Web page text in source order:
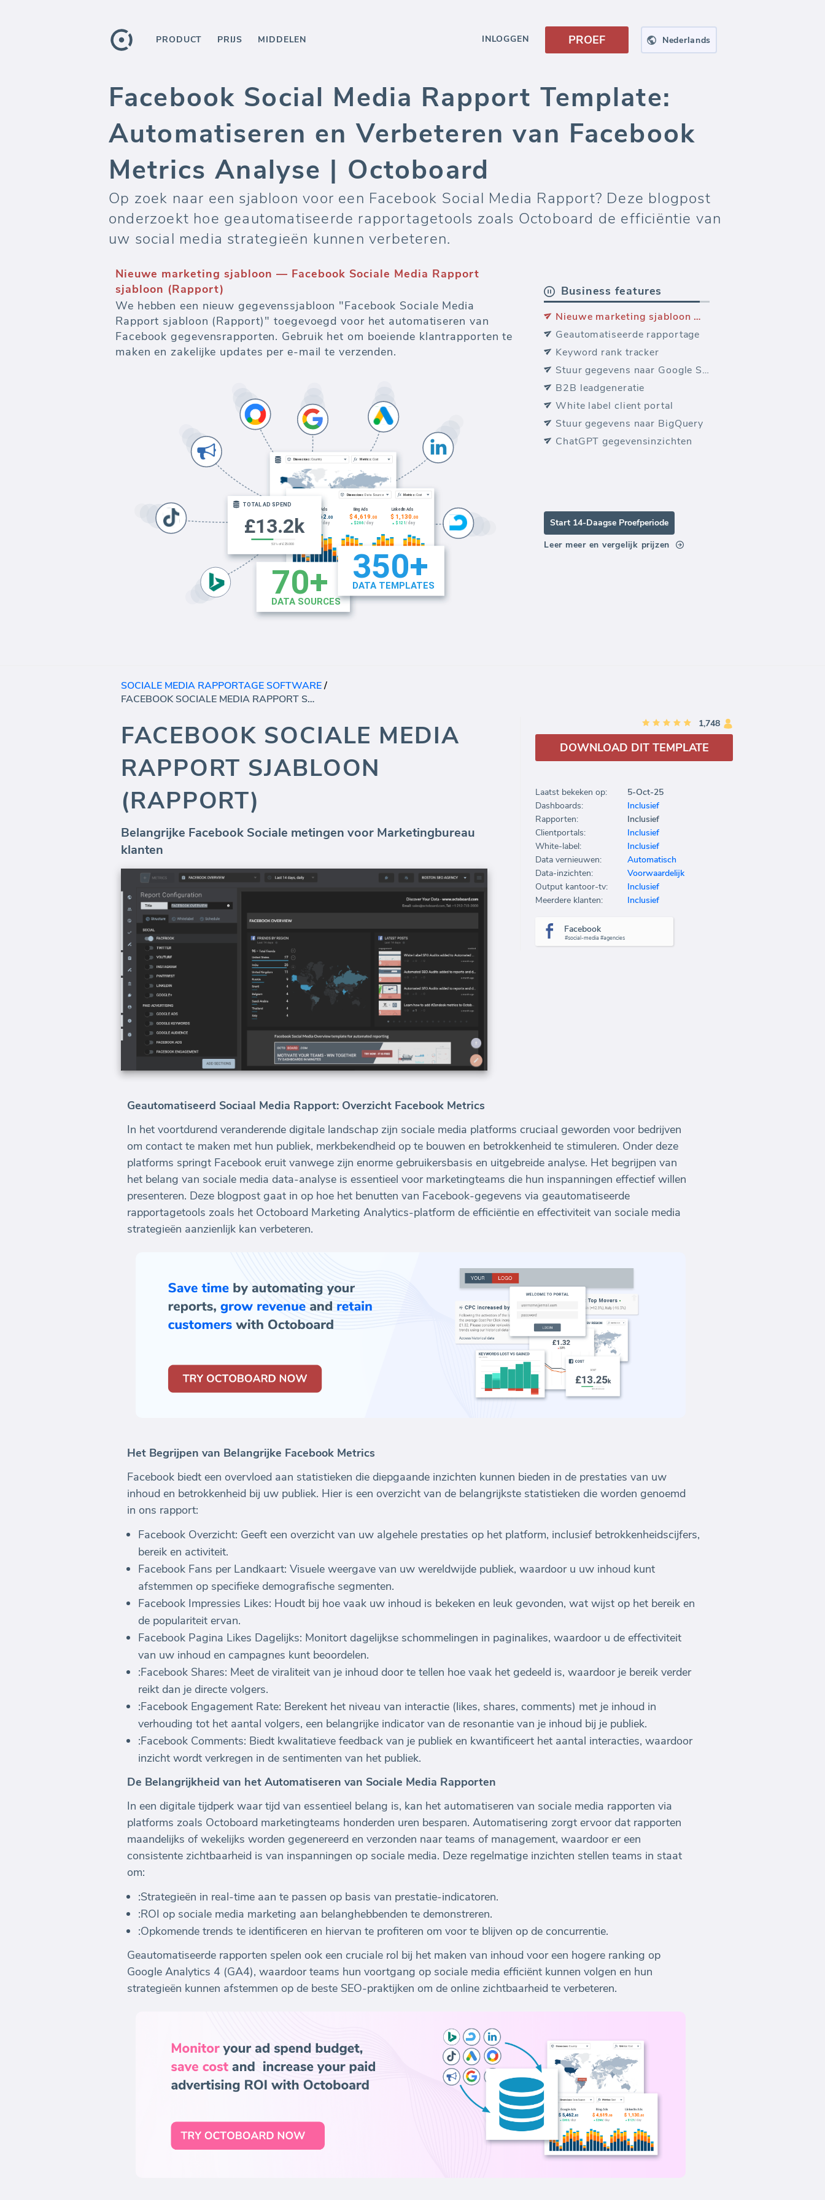
PRODUCT PRIJS MIDDELEN INLOGGEN PROEF Nederlands
Facebook Social Media Rapport Template:
Automatiseren en Verbeteren van Facebook
Metrics Analyse | Octoboard
Op zoek naar een sjabloon voor een Facebook Social Media Rapport? Deze blogpost
onderzoekt hoe geautomatiseerde rapportagetools zoals Octoboard de efficiëntie van
uw social media strategieën kunnen verbeteren.
Nieuwe marketing sjabloon — Facebook Sociale Media Rapport
sjabloon (Rapport)
We hebben een nieuw gegevenssjabloon "Facebook Sociale Media
Rapport sjabloon (Rapport)" toegevoegd voor het automatiseren van
Facebook gegevensrapporten. Gebruik het om boeiende klantrapporten te
maken en zakelijke updates per e-mail te verzenden.
Business features
Nieuwe marketing sjabloon — Facebook Sociale Media Rapport sjabloon (Rapport)
Geautomatiseerde rapportage
Keyword rank tracker
Stuur gegevens naar Google Sheets
B2B leadgeneratie
White label client portal
Stuur gegevens naar BigQuery
ChatGPT gegevensinzichten
Start 14-Daagse Proefperiode
Leer meer en vergelijk prijzen
SOCIALE MEDIA RAPPORTAGE SOFTWARE/
FACEBOOK SOCIALE MEDIA RAPPORT SJABLOON (RAPPORT)
FACEBOOK SOCIALE MEDIA
RAPPORT SJABLOON
(RAPPORT)
Belangrijke Facebook Sociale metingen voor Marketingbureau
klanten
Geautomatiseerd Sociaal Media Rapport: Overzicht Facebook Metrics
In het voortdurend veranderende digitale landschap zijn sociale media platforms cruciaal geworden voor bedrijven
om contact te maken met hun publiek, merkbekendheid op te bouwen en betrokkenheid te stimuleren. Onder deze
platforms springt Facebook eruit vanwege zijn enorme gebruikersbasis en uitgebreide analyse. Het begrijpen van
het belang van sociale media data-analyse is essentieel voor marketingteams die hun inspanningen effectief willen
presenteren. Deze blogpost gaat in op hoe het benutten van Facebook-gegevens via geautomatiseerde
rapportagetools zoals het Octoboard Marketing Analytics-platform de efficiëntie en effectiviteit van sociale media
strategieën aanzienlijk kan verbeteren.
Het Begrijpen van Belangrijke Facebook Metrics
Facebook biedt een overvloed aan statistieken die diepgaande inzichten kunnen bieden in de prestaties van uw
inhoud en betrokkenheid bij uw publiek. Hier is een overzicht van de belangrijkste statistieken die worden genoemd
in ons rapport:
Facebook Overzicht: Geeft een overzicht van uw algehele prestaties op het platform, inclusief betrokkenheidscijfers,
bereik en activiteit.
Facebook Fans per Landkaart: Visuele weergave van uw wereldwijde publiek, waardoor u uw inhoud kunt
afstemmen op specifieke demografische segmenten.
Facebook Impressies Likes: Houdt bij hoe vaak uw inhoud is bekeken en leuk gevonden, wat wijst op het bereik en
de populariteit ervan.
Facebook Pagina Likes Dagelijks: Monitort dagelijkse schommelingen in paginalikes, waardoor u de effectiviteit
van uw inhoud en campagnes kunt beoordelen.
:Facebook Shares: Meet de viraliteit van je inhoud door te tellen hoe vaak het gedeeld is, waardoor je bereik verder
reikt dan je directe volgers.
:Facebook Engagement Rate: Berekent het niveau van interactie (likes, shares, comments) met je inhoud in
verhouding tot het aantal volgers, een belangrijke indicator van de resonantie van je inhoud bij je publiek.
:Facebook Comments: Biedt kwalitatieve feedback van je publiek en kwantificeert het aantal interacties, waardoor
inzicht wordt verkregen in de sentimenten van het publiek.
De Belangrijkheid van het Automatiseren van Sociale Media Rapporten
In een digitale tijdperk waar tijd van essentieel belang is, kan het automatiseren van sociale media rapporten via
platforms zoals Octoboard marketingteams honderden uren besparen. Automatisering zorgt ervoor dat rapporten
maandelijks of wekelijks worden gegenereerd en verzonden naar teams of management, waardoor er een
consistente zichtbaarheid is van inspanningen op sociale media. Deze regelmatige inzichten stellen teams in staat
om:
:Strategieën in real-time aan te passen op basis van prestatie-indicatoren.
:ROI op sociale media marketing aan belanghebbenden te demonstreren.
:Opkomende trends te identificeren en hiervan te profiteren om voor te blijven op de concurrentie.
Geautomatiseerde rapporten spelen ook een cruciale rol bij het maken van inhoud voor een hogere ranking op
Google Analytics 4 (GA4), waardoor teams hun voortgang op sociale media efficiënt kunnen volgen en hun
strategieën kunnen afstemmen op de beste SEO-praktijken om de online zichtbaarheid te verbeteren.
1,748
DOWNLOAD DIT TEMPLATE
Laatst bekeken op:
5-Oct-25
Dashboards:
Inclusief
Rapporten:
Inclusief
Clientportals:
Inclusief
White-label:
Inclusief
Data vernieuwen:
Automatisch
Data-inzichten:
Voorwaardelijk
Output kantoor-tv:
Inclusief
Meerdere klanten:
Inclusief
Facebook
#social-media #agencies